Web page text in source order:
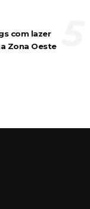
com lazer
Zona Oeste